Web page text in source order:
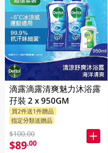
滴露滴露清爽魅力沐浴露
孖裝 2 x 950GM
買2件送1件贈品
指定分類送贈品
$100.00
$89.00